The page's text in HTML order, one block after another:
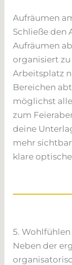
Aufräumen
Schließe den
Aufräumen
organisiert
Arbeitsplatz
Bereichen
möglichst
zum
deine
mehr
klare
5. Wohlfühlen
Neben der